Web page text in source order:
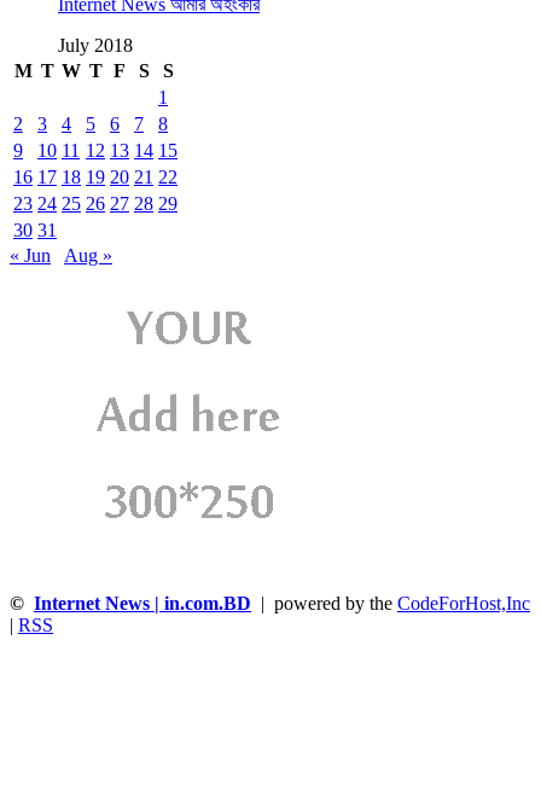
Internet News আমার অহংকার
July 2018
M T W T F S
S
1
2
3 4 5 6 7
8
9
10 11 12 13 14 15
16 17 18 19 20 21 22
23 24 25 26 27 28 29
30 31
« Jun
Aug »
© Internet News | in.com.BD | powered by the CodeForHost,Inc
RSS